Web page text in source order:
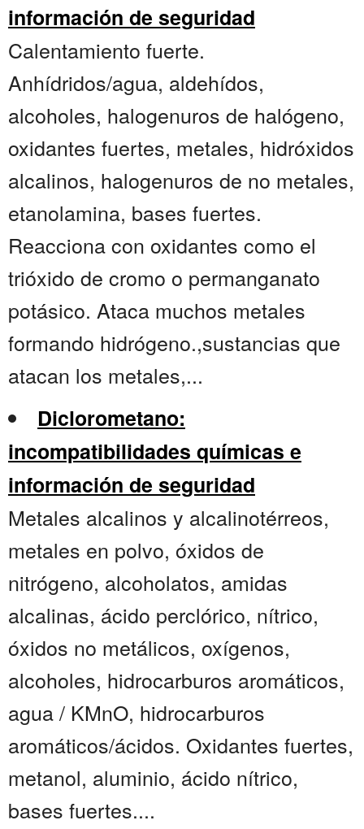
información de seguridad
Calentamiento fuerte.
Anhídridos/agua, aldehídos,
alcoholes, halogenuros de halógeno,
oxidantes fuertes, metales, hidróxidos
alcalinos, halogenuros de no metales,
etanolamina, bases fuertes.
Reacciona con oxidantes como el
trióxido de cromo o permanganato
potásico. Ataca muchos metales
formando hidrógeno.,sustancias que
atacan los metales,...
Diclorometano:
incompatibilidades químicas e
información de seguridad
Metales alcalinos y alcalinotérreos,
metales en polvo, óxidos de
nitrógeno, alcoholatos, amidas
alcalinas, ácido perclórico, nítrico,
óxidos no metálicos, oxígenos,
alcoholes, hidrocarburos aromáticos,
agua / KMnO, hidrocarburos
aromáticos/ácidos. Oxidantes fuertes,
metanol, aluminio, ácido nítrico,
bases fuertes....